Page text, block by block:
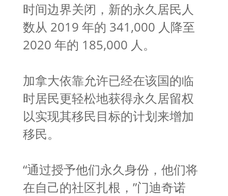
时间边界关闭，新的永久居民人
数从 2019 年的 341,000 人降至
2020 年的 185,000 人。
加拿大依靠允许已经在该国的临
时居民更轻松地获得永久居留权
以实现其移民目标的计划来增加
移民。
“通过授予他们永久身份，他们将
在自己的社区扎根，”门迪奇诺